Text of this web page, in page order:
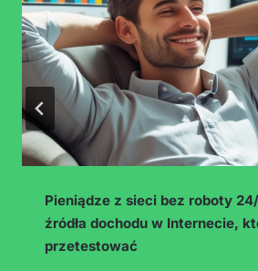
7? Pasywne
które warto
Praca
twórcy i